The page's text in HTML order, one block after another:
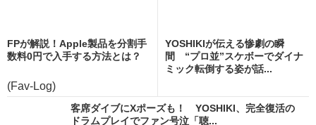
FPが解説！Apple製品を分割手
数料0円で入手する方法とは？
(Fav-Log)
YOSHIKIが伝える惨劇の瞬
間 “プロ並”スケボーでダイナ
ミック転倒する姿が話...
客席ダイブにXポーズも！ YOSHIKI、完全復活の
ドラムプレイでファン号泣「聴...